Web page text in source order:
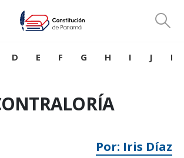
D E F G H I J K
Por: Iris Díaz